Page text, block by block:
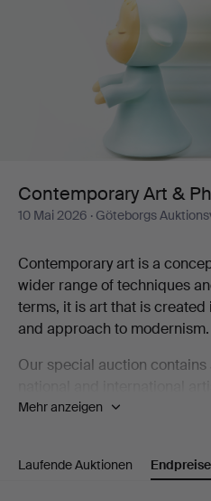
Photography
Contemporary Art &
10 Mai 2026 · Göteborgs
Contemporary art is a
wider range of techniques
terms, it is art that is
and approach to modernism.
Our special auction
that contemporary art
Labba.
Mehr anzeigen
Laufende Auktionen Endpreise